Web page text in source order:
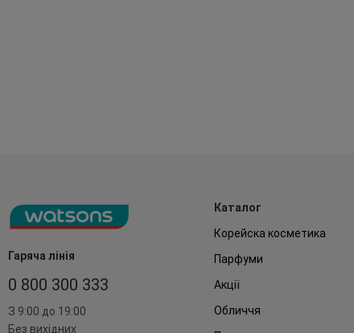
Гаряча лінія
0 800 300 333
З 9:00 до 19:00
Без вихідних
Каталог
Корейска косметика
Парфуми
Акції
Обличчя